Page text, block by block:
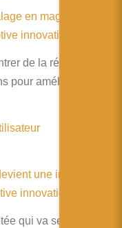
en magasin
innovation
de la réalité
pour améliorer
une interface à
innovation
qui va se